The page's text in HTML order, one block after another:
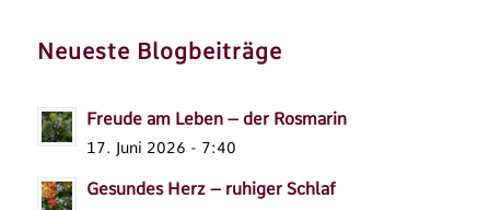
Neueste Blogbeiträge
Freude am Leben – der Rosmarin
17. Juni 2026 - 7:40
Gesundes Herz – ruhiger Schlaf